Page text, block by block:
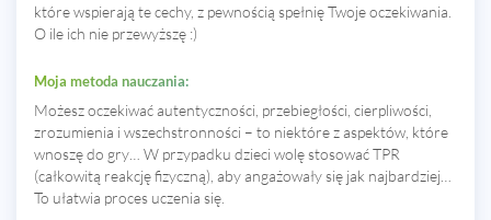
które wspierają te cechy, z pewnością spełnię Twoje oczekiwania.
O ile ich nie przewyższę :)
Moja metoda nauczania:
Możesz oczekiwać autentyczności, przebiegłości, cierpliwości,
zrozumienia i wszechstronności – to niektóre z aspektów, które
wnoszę do gry… W przypadku dzieci wolę stosować TPR
(całkowitą reakcję fizyczną), aby angażowały się jak najbardziej…
To ułatwia proces uczenia się.